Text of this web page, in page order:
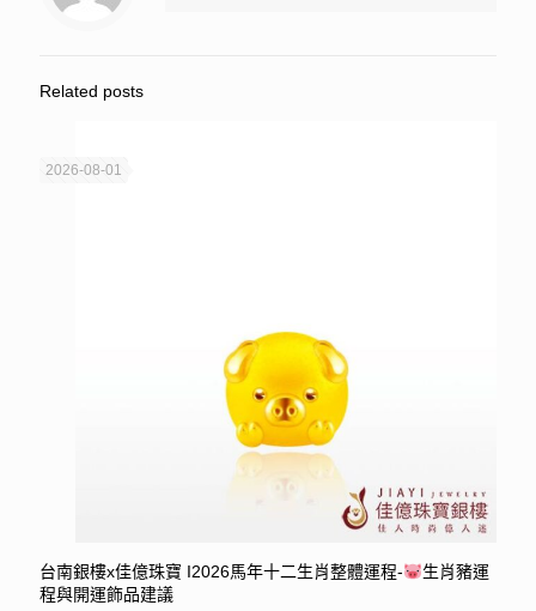
Related posts
2026-08-01
台南銀樓x佳億珠寶 I2026馬年十二生肖整體運程-
生肖豬運
程與開運飾品建議